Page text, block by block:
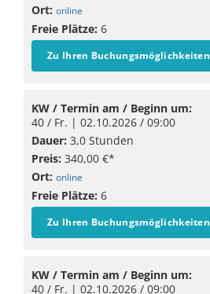
Ort: online
Freie Plätze: 6
Zu Ihren Buchungsmöglichkeiten
KW / Termin am / Beginn um:
40 / Fr. | 02.10.2026 / 09:00
Dauer: 3,0 Stunden
Preis: 340,00 €*
Ort: online
Freie Plätze: 6
Zu Ihren Buchungsmöglichkeiten
KW / Termin am / Beginn um:
40 / Fr. | 02.10.2026 / 09:00